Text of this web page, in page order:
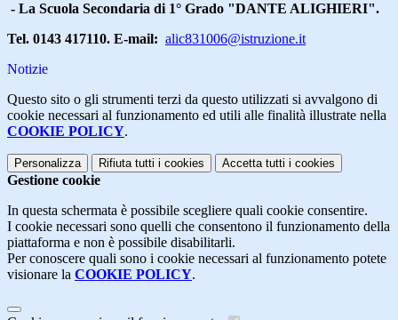
- La Scuola Secondaria di 1° Grado "DANTE ALIGHIERI".
Tel. 0143 417110. E-mail: alic831006@istruzione.it
Notizie
Questo sito o gli strumenti terzi da questo utilizzati si avvalgono di
cookie necessari al funzionamento ed utili alle finalità illustrate nella
COOKIE POLICY.
Personalizza Rifiuta tutti i cookies Accetta tutti i cookies
Gestione cookie
In questa schermata è possibile scegliere quali cookie consentire.
I cookie necessari sono quelli che consentono il funzionamento della
piattaforma e non è possibile disabilitarli.
Per conoscere quali sono i cookie necessari al funzionamento potete
visionare la COOKIE POLICY.